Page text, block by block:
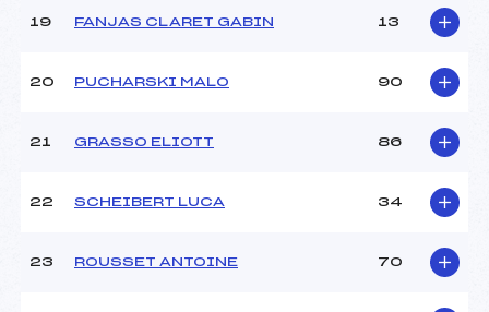
19 FANJAS CLARET GABIN 13
20 PUCHARSKI MALO 90
21 GRASSO ELIOTT 86
22 SCHEIBERT LUCA 34
23 ROUSSET ANTOINE 70